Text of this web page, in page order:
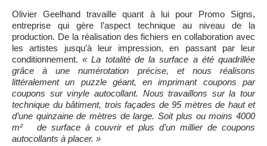
Olivier Geelhand travaille quant à lui pour Promo Signs,
entreprise qui gère l’aspect technique au niveau de la
production. De la réalisation des fichiers en collaboration avec
les artistes jusqu’à leur impression, en passant par leur
conditionnement.« La totalité de la surface a été quadrillée
grâce à une numérotation précise, et nous réalisons
littéralement un puzzle géant, en imprimant coupons par
coupons sur vinyle autocollant. Nous travaillons sur la tour
technique du bâtiment, trois façades de 95 mètres de haut et
d’une quinzaine de mètres de large. Soit plus ou moins 4000
m² de surface à couvrir et plus d’un millier de coupons
autocollants à placer. »